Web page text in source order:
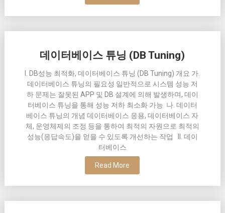
데이터베이스 튜닝 (DB Tuning)
I. DB성능 최적화, 데이터베이스 튜닝 (DB Tuning) 개요 가.
데이터베이스 튜닝의 필요성 일반적으로 시스템 성능 저
하 문제는 잘못된 APP 및 DB 설계에 의해 발생하며, 데이
터베이스 튜닝을 통해 성능 저하 최소화 가능 나. 데이터
베이스 튜닝의 개념 데이터베이스 응용, 데이터베이스 자
체, 운영체제의 조정 등을 통하여 최적의 자원으로 최적의
성능(응답속도)을 얻을 수 있도록 개선하는 작업 II. 데이
터베이스
Read More